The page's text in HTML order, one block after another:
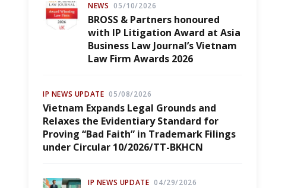
NEWS 05/10/2026
BROSS & Partners honoured
with IP Litigation Award at Asia
Business Law Journal’s Vietnam
Law Firm Awards 2026
IP NEWS UPDATE 05/08/2026
Vietnam Expands Legal Grounds and
Relaxes the Evidentiary Standard for
Proving “Bad Faith” in Trademark Filings
under Circular 10/2026/TT-BKHCN
IP NEWS UPDATE 04/29/2026